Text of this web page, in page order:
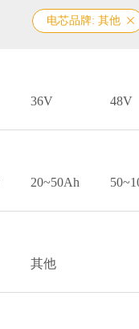
电芯品牌: 其他
36V 48V
20~50Ah
其他